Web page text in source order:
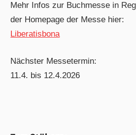
Mehr Infos zur Buchmesse in
der Homepage der Messe hier:
Liberatisbona
Nächster Messetermin:
11.4. bis 12.4.2026